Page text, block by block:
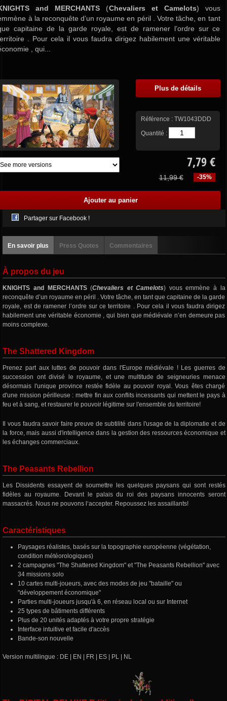
and MERCHANTS (Chevaliers et Camelots) vous
à la reconquête d’un royaume en péril . Votre tâche, en tant
capitaine de la garde royale, est de ramener l’ordre sur ce
. Pour cela il vous faudra dirigez habilement une véritable
, qui...
Plus de détails
Référence : TW1043DDD
Quantité :
7,79 €
-35%
11,99 €
Partager sur Facebook !
En savoir plus Press Quotes Commentaires
À propos du jeu
KNIGHTS and MERCHANTS(Chevaliers et Camelots) vous emmène à la
reconquête d’un royaume en péril . Votre tâche, en tant que capitaine de la garde
royale, est de ramener l’ordre sur ce territoire . Pour cela il vous faudra dirigez
habilement une véritable économie , qui bien que médiévale n’en demeure pas
moins complexe.
The Shattered Kingdom
Prenez part aux luttes de pouvoir dans l'Europe médiévale ! Les guerres de
succession ont divisé le royaume, et une multitude de seigneuries menace
désormais l'unique province restée fidèle au pouvoir royal. Vous êtes chargé
d'une mission périlleuse : mettre fin aux conflits incessants qui mettent le pays à
feu et à sang, et restaurer le pouvoir légitime sur l'ensemble du territoire!
Il vous faudra savoir faire preuve de subtilité dans l'usage de la diplomatie et de
la force, mais aussi d'intelligence dans la gestion des ressources économique et
les échanges commerciaux.
The Peasants Rebellion
Les Dissidents essayent de soumettre les quelques paysans qui sont restés
fidèles au royaume. Devant le palais du roi des paysans innocents seront
massacrés. Nous ne pouvons l‘accepter. Repoussez les assaillants!
Caractéristiques
Paysages réalistes, basés sur la topographie européenne (végétation,
condition météorologiques)
2 campagnes "The Shattered Kingdom" et "The Peasants Rebellion" avec
34 missions solo
10 cartes multi-joueurs, avec des modes de jeu "bataille" ou
"développement économique"
Parties multi-joueurs jusqu'à 6, en réseau local ou sur Internet
25 types de bâtiments différents
Plus de 20 unités adaptés à votre propre stratégie
Interface intuitive et facile d'accès
Bande-son nouvelle
Version multilingue : DE | EN | FR | ES | PL | NL